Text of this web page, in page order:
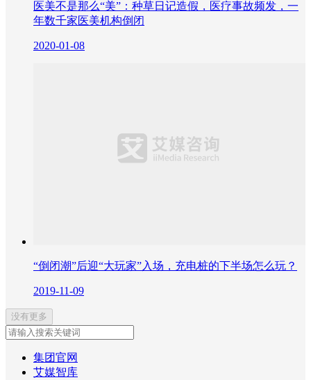
医美不是那么“美”：种草日记造假，医疗事故频发，一
年数千家医美机构倒闭
2020-01-08
“倒闭潮”后迎“大玩家”入场，充电桩的下半场怎么玩？
2019-11-09
没有更多
集团官网
艾媒智库